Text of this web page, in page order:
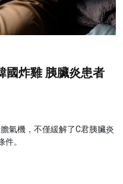
國炸雞 胰臟炎患者
氣機，不僅緩解了C君胰臟炎
。